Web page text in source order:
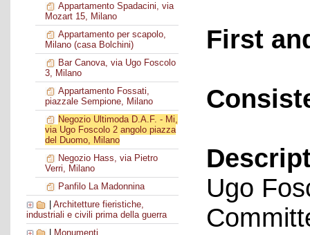
Appartamento Spadacini, via
Mozart 15, Milano
Appartamento per scapolo,
Milano (casa Bolchini)
Bar Canova, via Ugo Foscolo
3, Milano
Appartamento Fossati,
piazzale Sempione, Milano
Negozio Ultimoda D.A.F. - Mi,
via Ugo Foscolo 2 angolo piazza
del Duomo, Milano
Negozio Hass, via Pietro
Verri, Milano
Panfilo La Madonnina
Architetture fieristiche,
industriali e civili prima della guerra
Monumenti
First
Ugo